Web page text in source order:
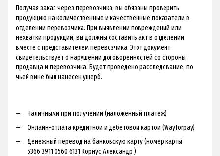
Получая заказ через перевозчика, вы обязаны проверить
продукцию на количественные и качественные показатели в
отделении перевозчика. При выявлении повреждений или
нехватки продукции, вы должны составить акт в отделении
вместе с представителем перевозчика. Этот документ
свидетельствует о нарушении договоренностей со стороны
продавца и перевозчика. Будет проведено расследование, по
чьей вине был нанесен ущерб.
Наличными при получении (наложенный платеж)
Онлайн-оплата кредитной и дебетовой картой (Wayforpay)
Денежный перевод на банковскую карту (номер карты
5366 3911 0560 6131 Корнус Александр )